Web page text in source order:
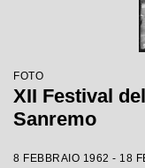
FOTO
XII Festival
Sanremo
8 FEBBRAIO 1962 - 18